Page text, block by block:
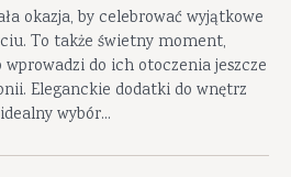
okazja, by celebrować wyjątkowe
To także świetny moment,
do ich otoczenia jeszcze
Eleganckie dodatki do wnętrz
wybór...